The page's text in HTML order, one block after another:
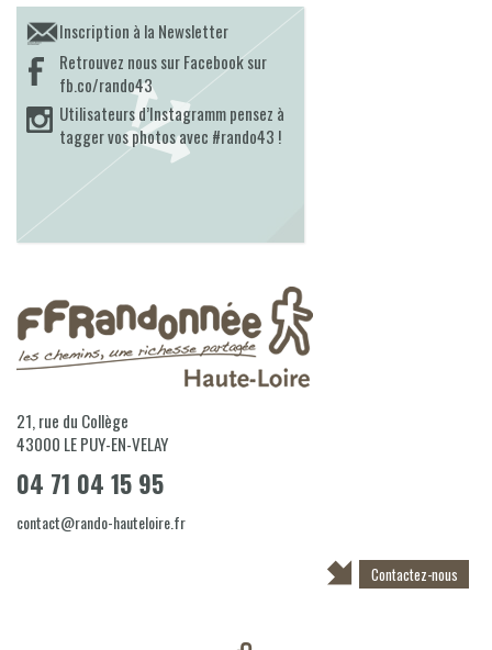
Inscription à la Newsletter
Retrouvez nous sur Facebook sur
fb.co/rando43
Utilisateurs d’Instagramm pensez à
tagger vos photos avec #rando43 !
21, rue du Collège
43000 LE PUY-EN-VELAY
04 71 04 15 95
contact@rando-hauteloire.fr
Contactez-nous